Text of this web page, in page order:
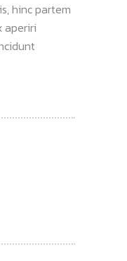
hinc partem
aperiri